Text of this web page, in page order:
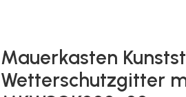
Mauerkasten
Wetterschutzgitter